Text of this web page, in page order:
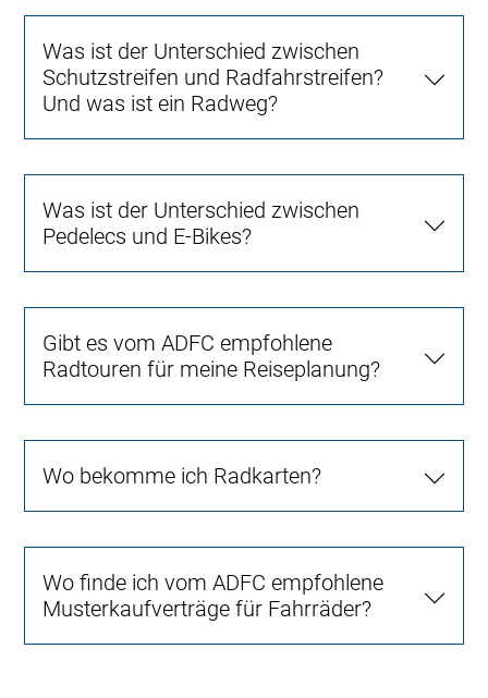
Was ist der Unterschied zwischen
Schutzstreifen und Radfahrstreifen?
Und was ist ein Radweg?
Was ist der Unterschied zwischen
Pedelecs und E-Bikes?
Gibt es vom ADFC empfohlene
Radtouren für meine Reiseplanung?
Wo bekomme ich Radkarten?
Wo finde ich vom ADFC empfohlene
Musterkaufverträge für Fahrräder?